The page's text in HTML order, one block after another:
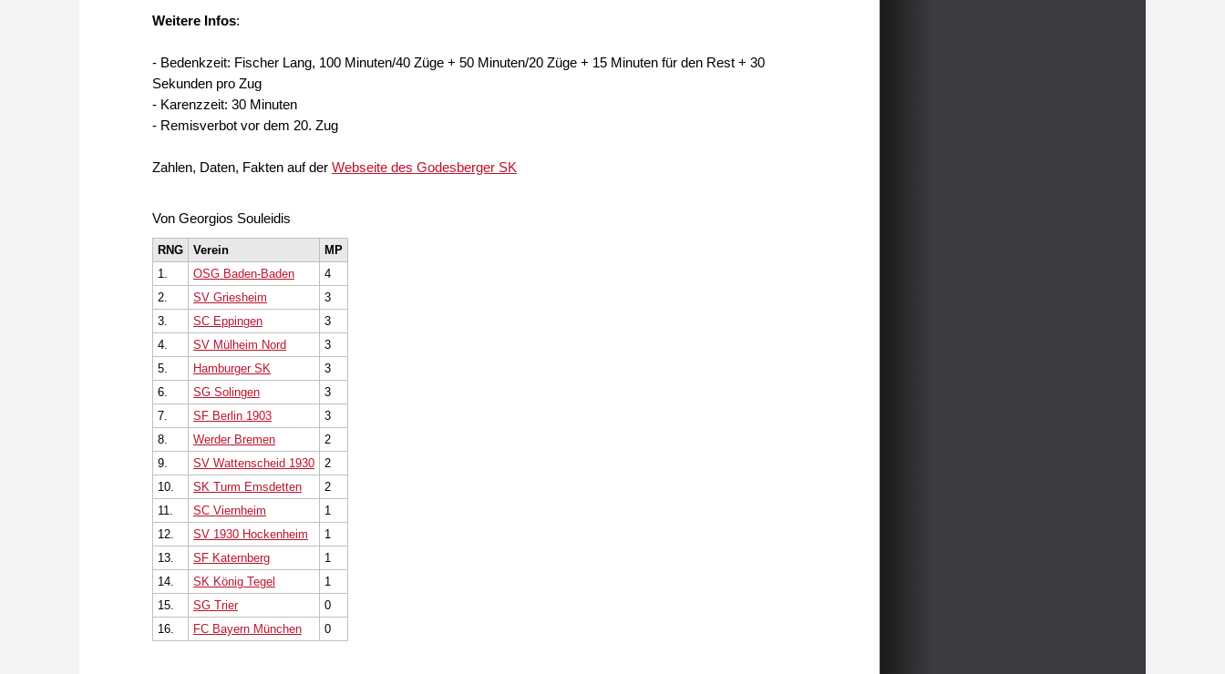
Weitere Infos:
- Bedenkzeit: Fischer Lang, 100 Minuten/40 Züge + 50 Minuten/20 Züge + 15 Minuten für den Rest + 30
Sekunden pro Zug
- Karenzzeit: 30 Minuten
- Remisverbot vor dem 20. Zug
Zahlen, Daten, Fakten auf der Webseite des Godesberger SK
Von Georgios Souleidis
RNG Verein
MP
1.
OSG Baden-Baden
4
2.
SV Griesheim
3
3.
SC Eppingen
3
4.
SV Mülheim Nord
3
5.
Hamburger SK
3
6.
SG Solingen
3
7.
SF Berlin 1903
3
8.
Werder Bremen
2
9.
SV Wattenscheid 1930
2
10.
SK Turm Emsdetten
2
11.
SC Viernheim
1
12.
SV 1930 Hockenheim
1
13.
SF Katernberg
1
14.
SK König Tegel
1
15.
SG Trier
0
16.
FC Bayern München 0